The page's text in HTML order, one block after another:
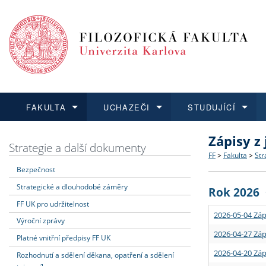
FAKULTA
Dozvědět se více
Struktura
Strategie
Podpora
UCHAZEČI
Podat přihlášku
Co
Učitelské
STUDUJÍCÍ
Dozvědět se více
Rigorózní
Dozvědět se více
O vědě a
Granty a
Dozvědět se více
Aktuální
Strategie a další dokumenty
Bezpečnost
Strategické a dlouhodobé záměry
FF UK pro udržitelnost
Výroční zprávy
Platné vnitřní předpisy FF UK
Rozhodnutí a sdělení děkana, opatření a sdělení
Zápisy
FF > Fakulta >
Rok 2026
2026-05-04
2026-04-27
2026-04-20